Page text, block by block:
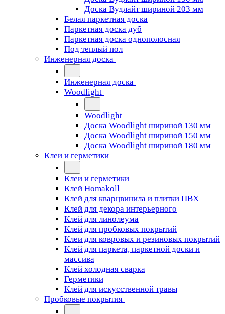
Доска Вудлайт шириной 203 мм
Белая паркетная доска
Паркетная доска дуб
Паркетная доска однополосная
Под теплый пол
Инженерная доска
Инженерная доска
Woodlight
Woodlight
Доска Woodlight шириной 130 мм
Доска Woodlight шириной 150 мм
Доска Woodlight шириной 180 мм
Клеи и герметики
Клеи и герметики
Клей Homakoll
Клей для кварцвинила и плитки ПВХ
Клей для декора интерьерного
Клей для линолеума
Клей для пробковых покрытий
Клеи для ковровых и резиновых покрытий
Клей для паркета, паркетной доски и
массива
Клей холодная сварка
Герметики
Клей для искусственной травы
Пробковые покрытия